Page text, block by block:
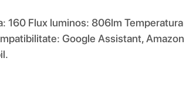
160 Flux luminos: 806lm Temperatura
Google Assistant, Amazon